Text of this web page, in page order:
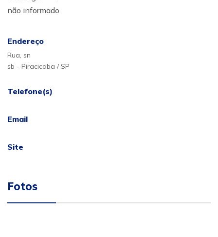
não informado
Endereço
Rua, sn
sb - Piracicaba / SP
Telefone(s)
Email
Site
Fotos